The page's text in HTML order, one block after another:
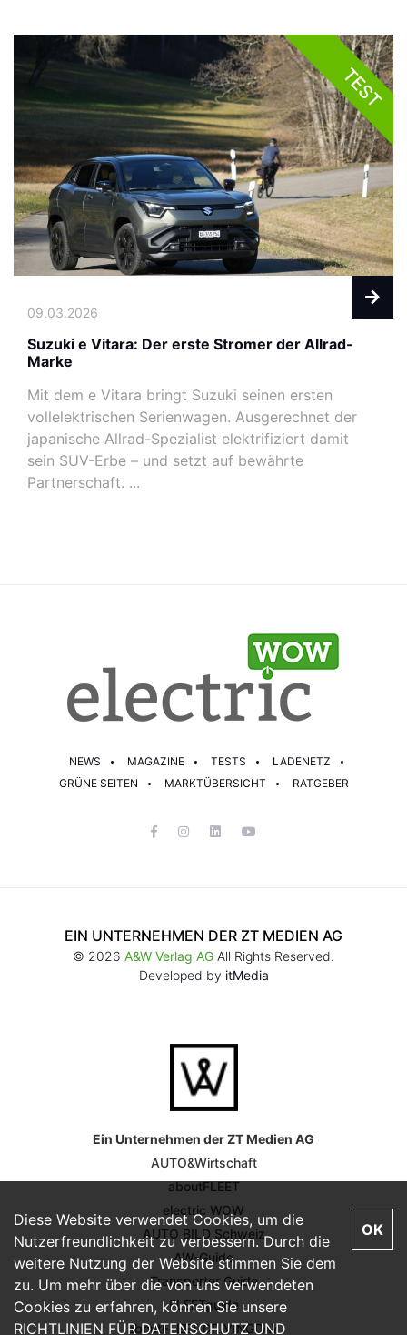
TEST
09.03.2026
Suzuki e Vitara: Der erste Stromer der Allrad-
Marke
Mit dem e Vitara bringt Suzuki seinen ersten
vollelektrischen Serienwagen. Ausgerechnet der
japanische Allrad-Spezialist elektrifiziert damit
sein SUV-Erbe – und setzt auf bewährte
Partnerschaft. ...
Diese Website verwendet Cookies, um die
Nutzerfreundlichkeit zu verbessern. Durch die
weitere Nutzung der Website stimmen Sie dem
zu. Um mehr über die von uns verwendeten
Cookies zu erfahren, können Sie unsere
RICHTLINIEN FÜR DATENSCHUTZ UND
OK
NEWS MAGAZINE TESTS
LADENETZ
GRÜNE SEITEN
MARKTÜBERSICHT RATGEBER
EIN UNTERNEHMEN DER ZT MEDIEN AG
© 2026 A&W Verlag AG All Rights Reserved.
Developed by itMedia
Ein Unternehmen der ZT Medien AG
AUTO&Wirtschaft
aboutFLEET
electric WOW
AUTO BILD Schweiz
AW-Guide
Transporter Guide
FLEETguide
aboutFLEET DRIVINGDAY